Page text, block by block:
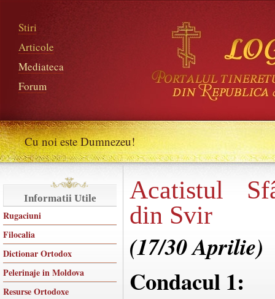
Stiri
Articole
Mediateca
Forum
Cu noi este Dumnezeu!
Informatii Utile
Rugaciuni
Filocalia
Dictionar Ortodox
Pelerinaje in Moldova
Resurse Ortodoxe
Acatistul
din Svir
(17/30 Aprilie)
Condacul 1: